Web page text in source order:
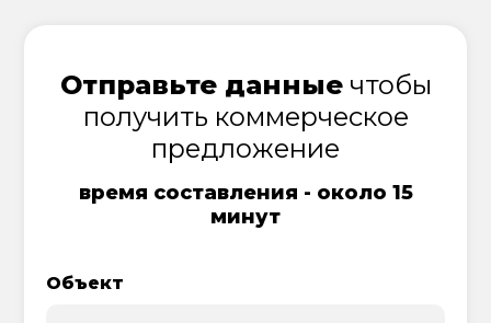
Отправьте данныечтобы
получить коммерческое
предложение
время составления - около 15
минут
Объект